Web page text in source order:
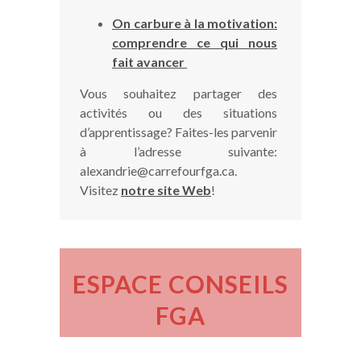
On carbure à la motivation:
comprendre ce qui nous
fait avancer
Vous souhaitez partager des
activités ou des situations
d’apprentissage? Faites-les parvenir
à l’adresse suivante:
alexandrie@carrefourfga.ca.
Visitez notre site Web!
ESPACE CONSEILS
FGA